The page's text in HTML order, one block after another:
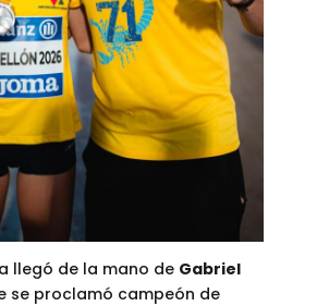
llegó de la mano de Gabriel
se proclamó campeón de